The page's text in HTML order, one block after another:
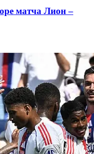
матча Лион –